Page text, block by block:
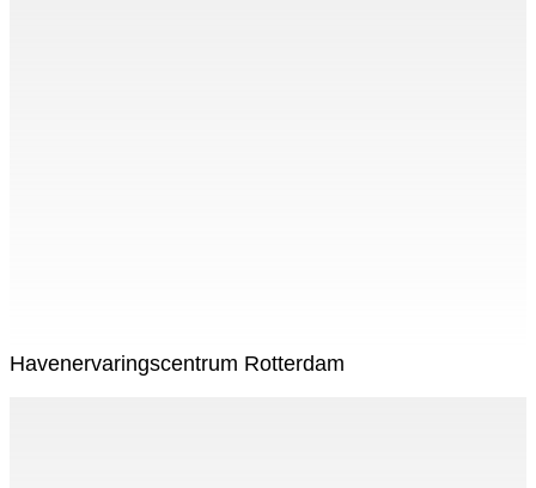
Havenervaringscentrum Rotterdam